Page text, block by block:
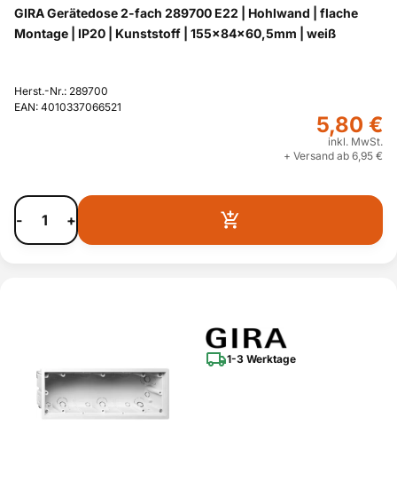
GIRA Gerätedose 2-fach 289700 E22 | Hohlwand | flache
Montage | IP20 | Kunststoff | 155x84x60,5mm | weiß
Herst.-Nr.: 289700
EAN: 4010337066521
5,80 €
inkl. MwSt.
+ Versand ab 6,95 €
- +
1-3 Werktage